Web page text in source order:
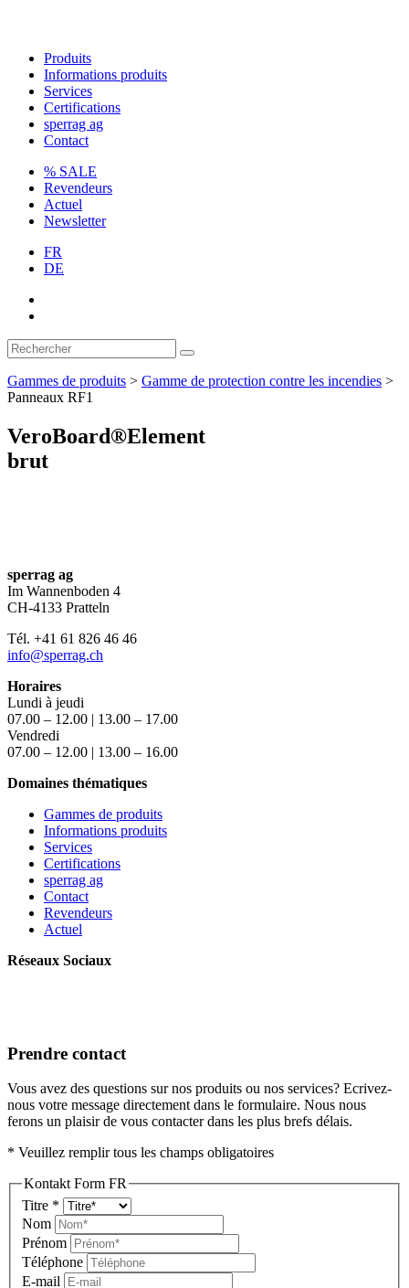
Produits
Informations produits
Services
Certifications
sperrag ag
Contact
% SALE
Revendeurs
Actuel
Newsletter
FR
DE
Gammes de produits > Gamme de protection contre les incendies >
Panneaux RF1
VeroBoard®Element
brut
sperrag ag
Im Wannenboden 4
CH-4133 Pratteln
Tél. +41 61 826 46 46
info@sperrag.ch
Horaires
Lundi à jeudi
07.00 – 12.00 | 13.00 – 17.00
Vendredi
07.00 – 12.00 | 13.00 – 16.00
Domaines thématiques
Gammes de produits
Informations produits
Services
Certifications
sperrag ag
Contact
Revendeurs
Actuel
Réseaux Sociaux
Prendre contact
Vous avez des questions sur nos produits ou nos services? Ecrivez-
nous votre message directement dans le formulaire. Nous nous
ferons un plaisir de vous contacter dans les plus brefs délais.
* Veuillez remplir tous les champs obligatoires
Kontakt Form FR
Titre *
Nom
Prénom
Téléphone
E-mail